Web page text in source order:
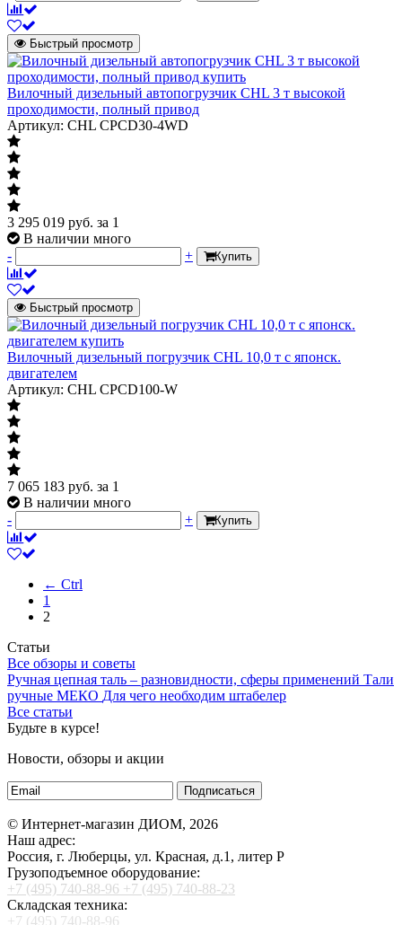
Быстрый просмотр
Вилочный дизельный автопогрузчик CHL 3 т высокой
проходимости, полный привод
Артикул: CHL CPCD30-4WD
3 295 019 руб. за 1
В наличии много
-
+ Купить
Быстрый просмотр
Вилочный дизельный погрузчик CHL 10,0 т с японск.
двигателем
Артикул: CHL CPCD100-W
7 065 183 руб. за 1
В наличии много
-
+ Купить
← Ctrl
1
2
Статьи
Все обзоры и советы
Ручная цепная таль – разновидности, сферы применений Тали
ручные МЕКО Для чего необходим штабелер
Все статьи
Будьте в курсе!
Новости, обзоры и акции
Подписаться
© Интернет-магазин ДИОМ, 2026
Наш адрес:
Россия, г. Люберцы, ул. Красная, д.1, литер Р
Грузоподъемное оборудование:
+7 (495) 740-88-96 +7 (495) 740-88-23
Складская техника:
+7 (495) 740-88-96